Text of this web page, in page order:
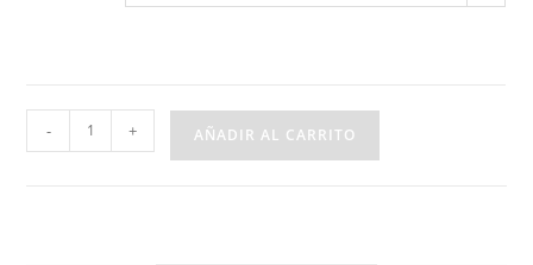
Polleras
de
- + AÑADIR AL CARRITO